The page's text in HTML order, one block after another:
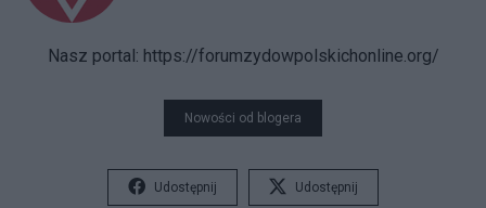
Nasz portal: https://forumzydowpolskichonline.org/
Nowości od blogera
Udostępnij Udostępnij